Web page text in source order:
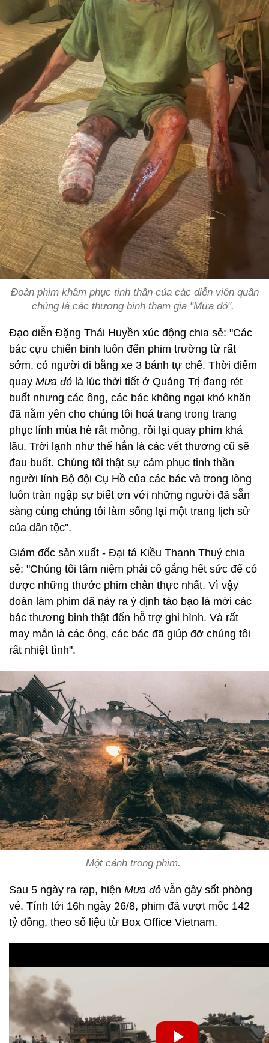
Đoàn phim khâm phục tinh thần của các diễn viên quần
chúng là các thương binh tham gia "Mưa đỏ".
Đạo diễn Đặng Thái Huyền xúc động chia sẻ: "Các
bác cựu chiến binh luôn đến phim trường từ rất
sớm, có người đi bằng xe 3 bánh tự chế. Thời điểm
quay Mưa đỏ là lúc thời tiết ở Quảng Trị đang rét
buốt nhưng các ông, các bác không ngại khó khăn
đã nằm yên cho chúng tôi hoá trang trong trang
phục lính mùa hè rất mỏng, rồi lại quay phim khá
lâu. Trời lạnh như thế hẳn là các vết thương cũ sẽ
đau buốt. Chúng tôi thật sự cảm phục tinh thần
người lính Bộ đội Cụ Hồ của các bác và trong lòng
luôn tràn ngập sự biết ơn với những người đã sẵn
sàng cùng chúng tôi làm sống lại một trang lịch sử
của dân tộc".
Giám đốc sản xuất - Đại tá Kiều Thanh Thuý chia
sẻ: "Chúng tôi tâm niệm phải cố gắng hết sức để có
được những thước phim chân thực nhất. Vì vậy
đoàn làm phim đã nảy ra ý định táo bạo là mời các
bác thương binh thật đến hỗ trợ ghi hình. Và rất
may mắn là các ông, các bác đã giúp đỡ chúng tôi
rất nhiệt tình".
Một cảnh trong phim.
Sau 5 ngày ra rạp, hiện Mưa đỏ vẫn gây sốt phòng
vé. Tính tới 16h ngày 26/8, phim đã vượt mốc 142
tỷ đồng, theo số liệu từ Box Office Vietnam.